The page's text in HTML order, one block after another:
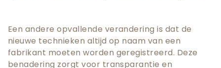
Een andere opvallende verandering is dat de
nieuwe technieken altijd op naam van een
fabrikant moeten worden geregistreerd. Deze
benadering zorgt voor transparantie en